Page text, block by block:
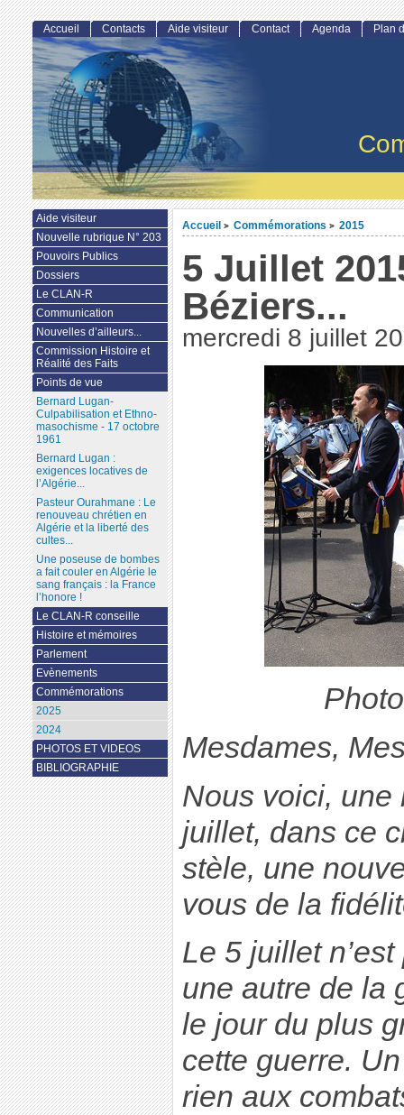
Accueil > Commémorations > 2015
5 Juillet
Béziers...
mercredi 8 juillet
Mesdames,
Nous voici, une
juillet, dans ce
stèle, une
vous de la
Le 5 juillet
une autre de la
le jour du plus
cette guerre.
rien aux
Accueil Contacts Aide visiteur Contact Agenda Plan
Aide visiteur
Nouvelle rubrique N° 203
Pouvoirs Publics
Dossiers
Le CLAN-R
Communication
Nouvelles d’ailleurs...
Commission Histoire et
Réalité des Faits
Points de vue
Bernard Lugan-
Culpabilisation et Ethno-
masochisme - 17 octobre
1961
Bernard Lugan :
exigences locatives de
l’Algérie...
Pasteur Ourahmane : Le
renouveau chrétien en
Algérie et la liberté des
cultes...
Une poseuse de bombes
a fait couler en Algérie le
sang français : la France
l’honore !
Le CLAN-R conseille
Histoire et mémoires
Parlement
Evènements
Commémorations
2025
2024
PHOTOS ET VIDEOS
BIBLIOGRAPHIE